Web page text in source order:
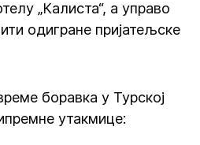
„Калиста“, а управо
одигране пријатељске
боравка у Турској
утакмице: